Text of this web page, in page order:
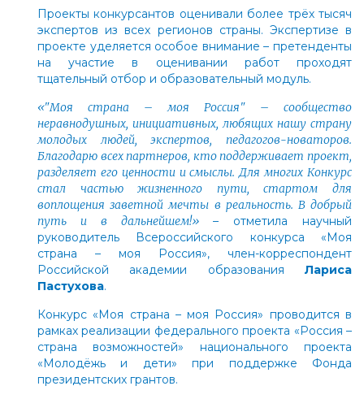
Проекты конкурсантов оценивали более трёх тысяч
экспертов из всех регионов страны. Экспертизе в
проекте уделяется особое внимание – претенденты
на участие в оценивании работ проходят
тщательный отбор и образовательный модуль.
«"Моя страна – моя Россия" – сообщество
неравнодушных, инициативных, любящих нашу страну
молодых людей, экспертов, педагогов-новаторов.
Благодарю всех партнеров, кто поддерживает проект,
разделяет его ценности и смыслы. Для многих Конкурс
стал частью жизненного пути, стартом для
воплощения заветной мечты в реальность. В добрый
путь и в дальнейшем!»– отметила научный
руководитель Всероссийского конкурса «Моя
страна – моя Россия», член-корреспондент
Российской академии образования Лариса
Пастухова.
Конкурс «Моя страна – моя Россия» проводится в
рамках реализации федерального проекта «Россия –
страна возможностей» национального проекта
«Молодёжь и дети» при поддержке Фонда
президентских грантов.